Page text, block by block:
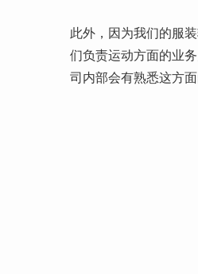
此外，因为我们的服
们负责运动方面的业
司内部会有熟悉这方面